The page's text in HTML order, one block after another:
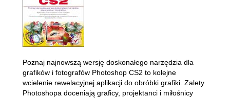
Poznaj najnowszą wersję doskonałego narzędzia dla
grafików i fotografów Photoshop CS2 to kolejne
wcielenie rewelacyjnej aplikacji do obróbki grafiki. Zalety
Photoshopa doceniają graficy, projektanci i miłośnicy